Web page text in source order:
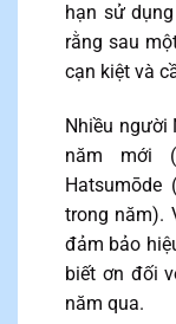
hạn sử
rằng sau
cạn kiệt và
Nhiều người
năm mới
Hatsumōde
trong năm).
đảm bảo
biết ơn đối
năm qua.